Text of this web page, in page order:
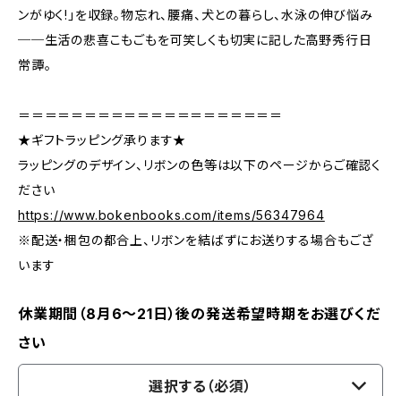
ンがゆく!」を収録。物忘れ、腰痛、犬との暮らし、水泳の伸び悩み
──生活の悲喜こもごもを可笑しくも切実に記した高野秀行日
常譚。
＝＝＝＝＝＝＝＝＝＝＝＝＝＝＝＝＝＝＝＝
★ギフトラッピング承ります★
ラッピングのデザイン、リボンの色等は以下のページからご確認く
ださい
https://www.bokenbooks.com/items/56347964
※配送・梱包の都合上、リボンを結ばずにお送りする場合もござ
います
休業期間（8月6〜21日）後の発送希望時期をお選びくだ
さい
選択する（必須）